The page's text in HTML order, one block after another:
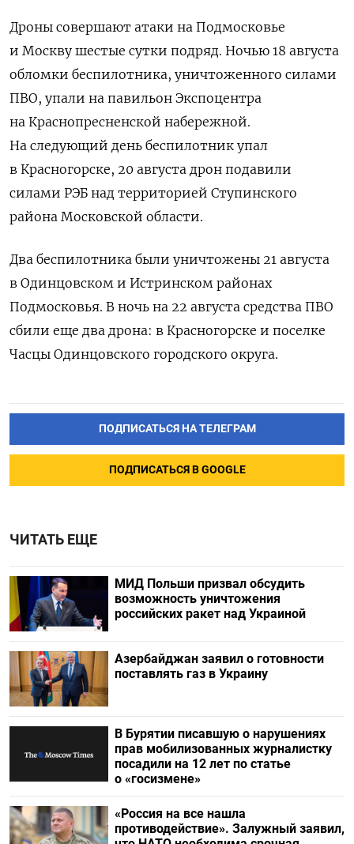
Дроны совершают атаки на Подмосковье
и Москву шестые сутки подряд. Ночью 18 августа
обломки беспилотника, уничтоженного силами
ПВО, упали на павильон Экспоцентра
на Краснопресненской набережной.
На следующий день беспилотник упал
в Красногорске, 20 августа дрон подавили
силами РЭБ над территорией Ступинского
района Московской области.
Два беспилотника были уничтожены 21 августа
в Одинцовском и Истринском районах
Подмосковья. В ночь на 22 августа средства ПВО
сбили еще два дрона: в Красногорске и поселке
Часцы Одинцовского городского округа.
ПОДПИСАТЬСЯ НА ТЕЛЕГРАМ
ПОДПИСАТЬСЯ В GOOGLE
ЧИТАТЬ ЕЩЕ
МИД Польши призвал обсудить
возможность уничтожения
российских ракет над Украиной
Азербайджан заявил о готовности
поставлять газ в Украину
В Бурятии писавшую о нарушениях
прав мобилизованных журналистку
посадили на 12 лет по статье
о «госизмене»
«Россия на все нашла
противодействие». Залужный заявил,